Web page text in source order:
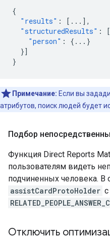
{
"results" : [ ... ],
"structuredResults" :
"person" : { ... }
}]
}
Примечание: Если вы
атрибутов, поиск людей будет
Подбор
Функция Direct Reports
пользователям видеть
подчиненных человека. В
assistCardProtoHolder с
Отключить